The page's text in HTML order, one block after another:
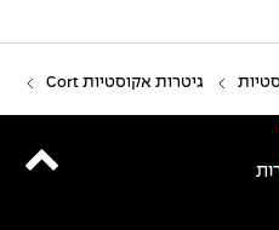
גיטרות אקוסטיות Cort